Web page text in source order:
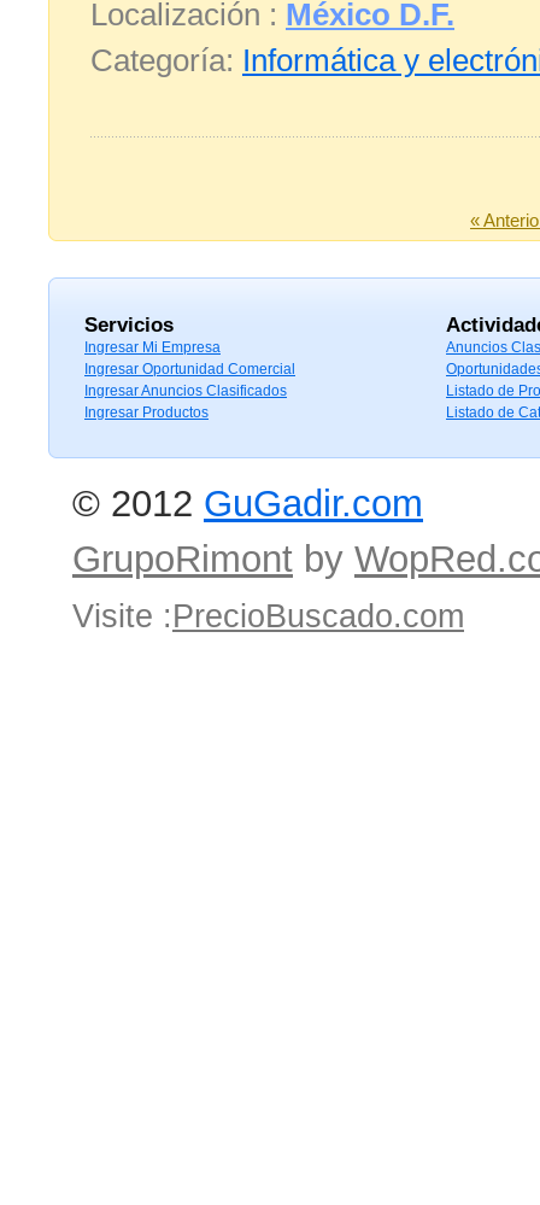
Localización : México D.F.
Categoría: Informática y
«
Servicios
Ingresar Mi Empresa
Ingresar Oportunidad Comercial
Ingresar Anuncios Clasificados
Ingresar Productos
Anuncios
Listado de
Listado de
© 2012 GuGadir.com
GrupoRimont by
Visite :PrecioBuscado.com